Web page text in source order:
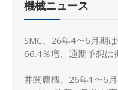
機械ニュース
SMC、26年4〜6月期
66.4％増、通期予想は
井関農機、26年1〜6